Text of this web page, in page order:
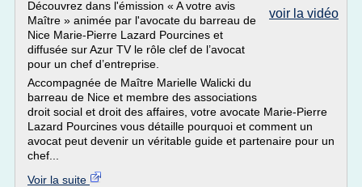
voir la vidéo
Découvrez dans l'émission « A votre avis
Maître » animée par l'avocate du barreau de
Nice Marie-Pierre Lazard Pourcines et
diffusée sur Azur TV le rôle clef de l’avocat
pour un chef d’entreprise.
Accompagnée de Maître Marielle Walicki du
barreau de Nice et membre des associations
droit social et droit des affaires, votre avocate Marie-Pierre
Lazard Pourcines vous détaille pourquoi et comment un
avocat peut devenir un véritable guide et partenaire pour un
chef...
Voir la suite